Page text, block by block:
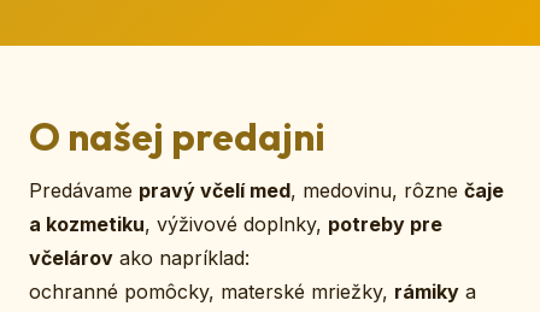
O našej predajni
Predávame pravý včelí med, medovinu, rôzne čaje
a kozmetiku, výživové doplnky, potreby pre
včelárov ako napríklad:
ochranné pomôcky, materské mriežky, rámiky a